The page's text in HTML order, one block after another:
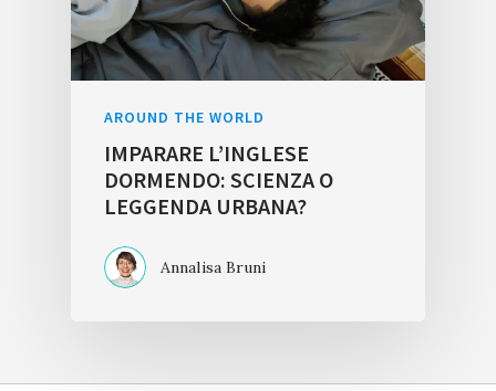
AROUND THE WORLD
IMPARARE L’INGLESE
DORMENDO: SCIENZA O
LEGGENDA URBANA?
Annalisa Bruni